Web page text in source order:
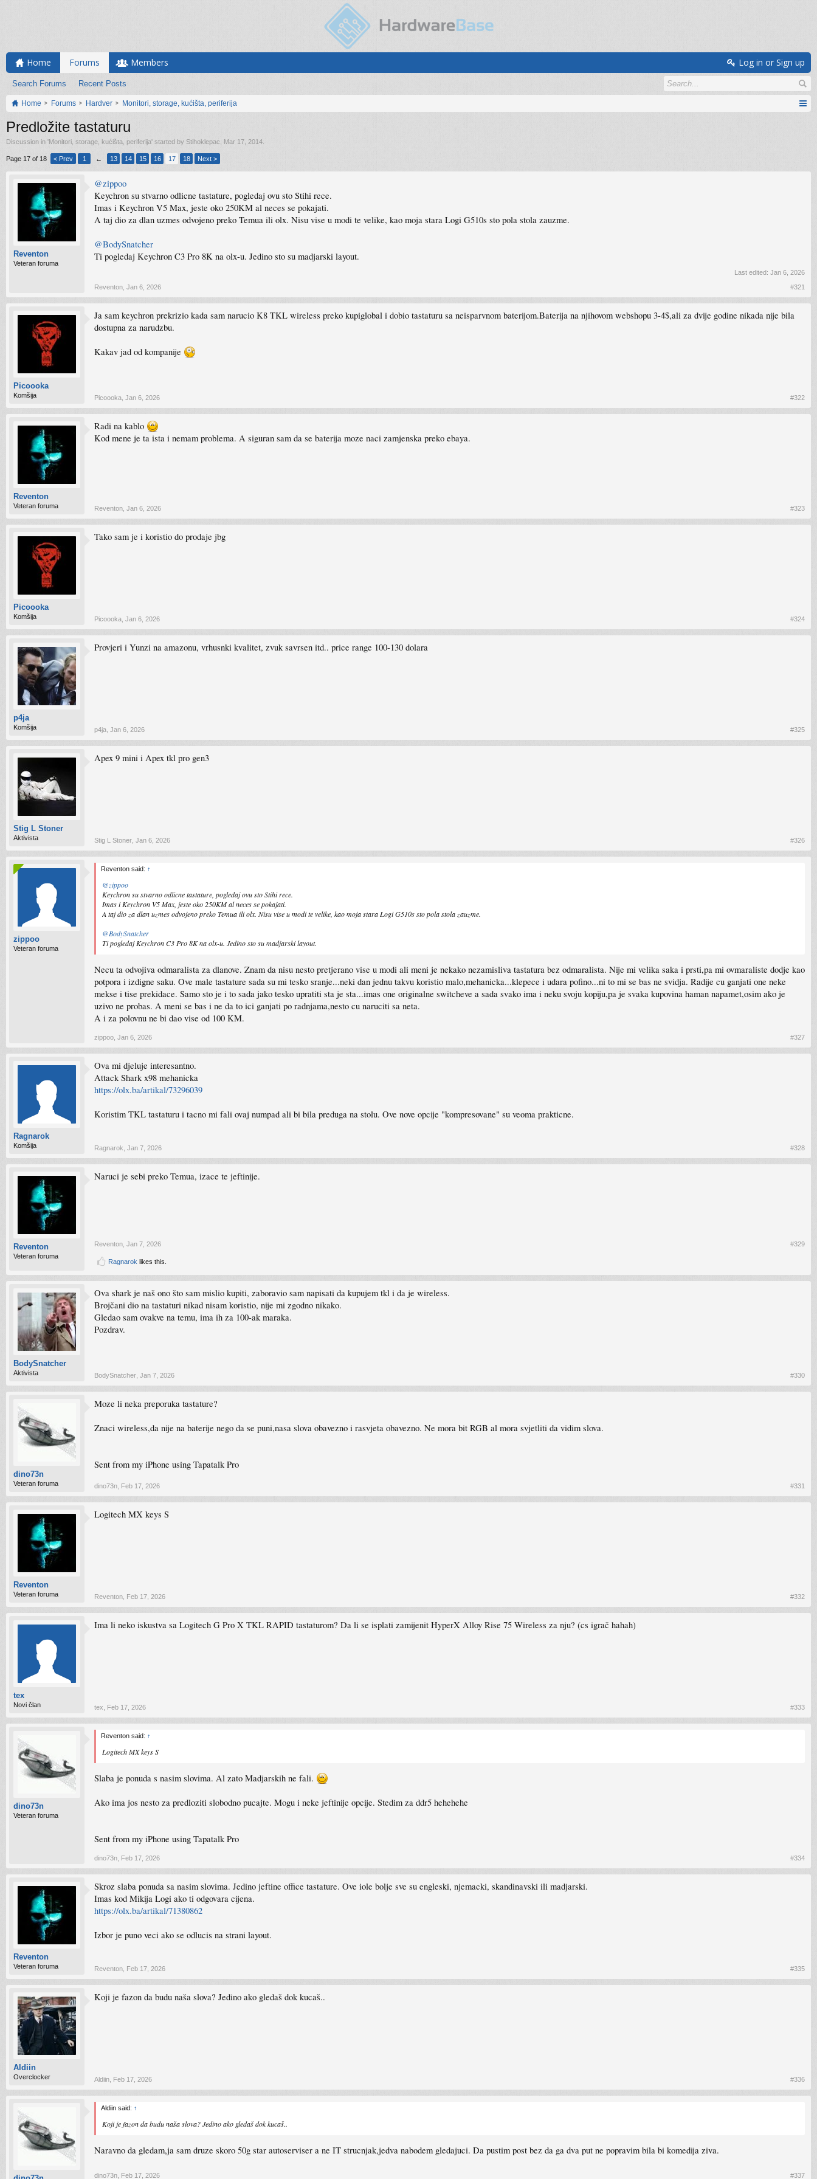
Home Forums
Search Forums Recent Posts
Members Log in or Sign up
Home Forums Hardver Monitori, storage, kućišta, periferija
Predložite tastaturu
Discussion in 'Monitori, storage, kućišta, periferija' started by Stihoklepac Mar 17, 2014
Page 17 of 18 < Prev 1 ← 13 14 15 16 17 18 Next >
Reventon
Veteran foruma
@zippoo
Keychron su stvarno odlicne tastature, pogledaj ovu sto Stihi rece.
Imas i Keychron V5 Max, jeste oko 250KM al neces se pokajati.
A taj dio za dlan uzmes odvojeno preko Temua ili olx. Nisu vise u modi te velike, kao moja stara Logi G510s sto pola stola zauzme.
@BodySnatcher
Ti pogledaj Keychron C3 Pro 8K na olx-u. Jedino sto su madjarski layout.
Last edited: Jan 6, 2026
Reventon Jan 6, 2026 #321
Picoooka
Komšija
Ja sam keychron prekrizio kada sam narucio K8 TKL wireless preko kupiglobal i dobio tastaturu sa neisparvnom baterijom.Baterija na njihovom webshopu 3-4$,ali za dvije godine nikada nije bila
dostupna za narudzbu.
Kakav jad od kompanije
Picoooka Jan 6, 2026 #322
Reventon
Veteran foruma
Radi na kablo
Kod mene je ta ista i nemam problema. A siguran sam da se baterija moze naci zamjenska preko ebaya.
Reventon Jan 6, 2026 #323
Picoooka
Komšija
Tako sam je i koristio do prodaje jbg
Picoooka Jan 6, 2026 #324
p4ja
Komšija
Provjeri i Yunzi na amazonu, vrhusnki kvalitet, zvuk savrsen itd.. price range 100-130 dolara
p4ja Jan 6, 2026 #325
Stig L Stoner
Aktivista
Apex 9 mini i Apex tkl pro gen3
Stig L Stoner Jan 6, 2026 #326
zippoo
Veteran foruma
Reventon said: ↑
@zippoo
Keychron su stvarno odlicne tastature, pogledaj ovu sto Stihi rece.
Imas i Keychron V5 Max, jeste oko 250KM al neces se pokajati.
A taj dio za dlan uzmes odvojeno preko Temua ili olx. Nisu vise u modi te velike, kao moja stara Logi G510s sto pola stola zauzme.
@BodySnatcher
Ti pogledaj Keychron C3 Pro 8K na olx-u. Jedino sto su madjarski layout.
Necu ta odvojiva odmaralista za dlanove. Znam da nisu nesto pretjerano vise u modi ali meni je nekako nezamisliva tastatura bez odmaralista. Nije mi velika saka i prsti,pa mi ovmaraliste dodje kao
potpora i izdigne saku. Ove male tastature sada su mi tesko sranje...neki dan jednu takvu koristio malo,mehanicka...klepece i udara pofino...ni to mi se bas ne svidja. Radije cu ganjati one neke
mekse i tise prekidace. Samo sto je i to sada jako tesko upratiti sta je sta...imas one originalne switcheve a sada svako ima i neku svoju kopiju,pa je svaka kupovina haman napamet,osim ako je
uzivo ne probas. A meni se bas i ne da to ici ganjati po radnjama,nesto cu naruciti sa neta.
A i za polovnu ne bi dao vise od 100 KM.
zippoo Jan 6, 2026 #327
Ragnarok
Komšija
Ova mi djeluje interesantno.
Attack Shark x98 mehanicka
https://olx.ba/artikal/73296039
Koristim TKL tastaturu i tacno mi fali ovaj numpad ali bi bila preduga na stolu. Ove nove opcije "kompresovane" su veoma prakticne.
Ragnarok Jan 7, 2026 #328
Reventon
Veteran foruma
Naruci je sebi preko Temua, izace te jeftinije.
Reventon Jan 7, 2026 #329
Ragnarok likes this.
BodySnatcher
Aktivista
Ova shark je naš ono što sam mislio kupiti, zaboravio sam napisati da kupujem tkl i da je wireless.
Brojčani dio na tastaturi nikad nisam koristio, nije mi zgodno nikako.
Gledao sam ovakve na temu, ima ih za 100-ak maraka.
Pozdrav.
BodySnatcher Jan 7, 2026 #330
dino73n
Veteran foruma
Moze li neka preporuka tastature?
Znaci wireless,da nije na baterije nego da se puni,nasa slova obavezno i rasvjeta obavezno. Ne mora bit RGB al mora svjetliti da vidim slova.
Sent from my iPhone using Tapatalk Pro
dino73n Feb 17, 2026 #331
Reventon
Veteran foruma
Logitech MX keys S
Reventon Feb 17, 2026 #332
tex
Novi član
Ima li neko iskustva sa Logitech G Pro X TKL RAPID tastaturom? Da li se isplati zamijenit HyperX Alloy Rise 75 Wireless za nju? (cs igrač hahah)
tex Feb 17, 2026 #333
dino73n
Veteran foruma
Reventon said: ↑
Logitech MX keys S
Slaba je ponuda s nasim slovima. Al zato Madjarskih ne fali.
Ako ima jos nesto za predloziti slobodno pucajte. Mogu i neke jeftinije opcije. Stedim za ddr5 hehehehe
Sent from my iPhone using Tapatalk Pro
dino73n Feb 17, 2026 #334
Reventon
Veteran foruma
Skroz slaba ponuda sa nasim slovima. Jedino jeftine office tastature. Ove iole bolje sve su engleski, njemacki, skandinavski ili madjarski.
Imas kod Mikija Logi ako ti odgovara cijena.
https://olx.ba/artikal/71380862
Izbor je puno veci ako se odlucis na strani layout.
Reventon Feb 17, 2026 #335
Aldiin
Overclocker
Koji je fazon da budu naša slova? Jedino ako gledaš dok kucaš..
Aldiin Feb 17, 2026 #336
Aldiin said: ↑
Koji je fazon da budu naša slova? Jedino ako gledaš dok kucaš..
Naravno da gledam,ja sam druze skoro 50g star autoserviser a ne IT strucnjak,jedva nabodem gledajuci. Da pustim post bez da ga dva put ne popravim bila bi komedija ziva.
dino73n Feb 17, 2026 #337